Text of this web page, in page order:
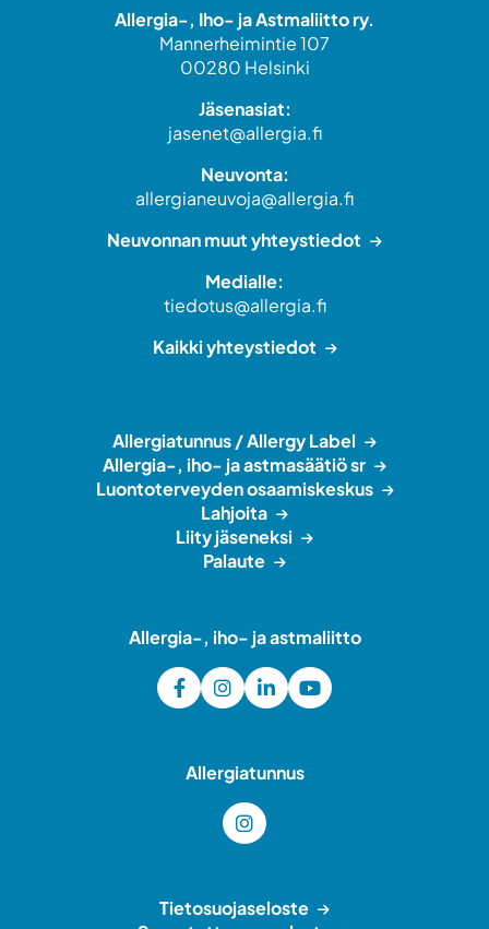
Allergia-, Iho- ja Astmaliitto ry.
Mannerheimintie 107
00280 Helsinki
Jäsenasiat:
jasenet@allergia.fi
Neuvonta:
allergianeuvoja@allergia.fi
Neuvonnan muut yhteystiedot
Medialle:
tiedotus@allergia.fi
Kaikki yhteystiedot
Allergiatunnus / Allergy Label
Allergia-, iho- ja astmasäätiö sr
Luontoterveyden osaamiskeskus
Lahjoita
Liity jäseneksi
Palaute
Allergia-, iho- ja astmaliitto
Allergiatunnus
Tietosuojaseloste